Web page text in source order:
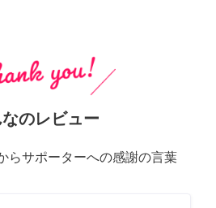
のレビュー
らサポーターへの感謝の言葉